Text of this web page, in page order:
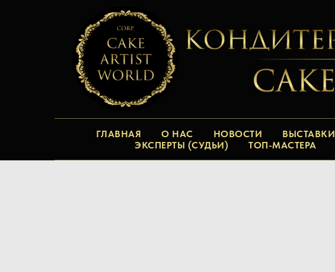
ГЛАВНАЯ О НАС НОВОСТИ ВЫСТАВКИ
ЭКСПЕРТЫ (СУДЬИ)
ТОП-МАСТЕРА